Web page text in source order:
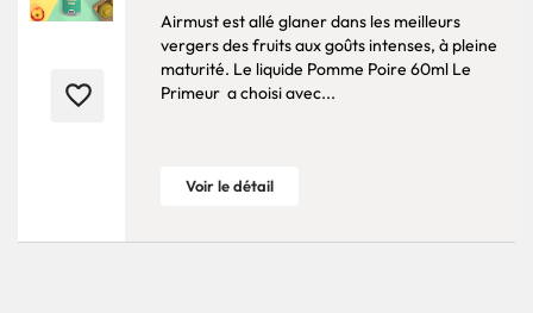
favorite_border
Airmust est allé glaner dans les meilleurs
vergers des fruits aux goûts intenses, à pleine
maturité. Le liquide Pomme Poire 60ml Le
Primeur a choisi avec...
Voir le détail